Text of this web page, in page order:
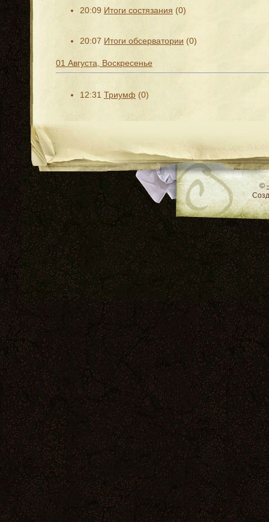
20:09 Итоги состязания (0)
20:07 Итоги обсерватории (0)
01 Августа, Воскресенье
12:31 Триумф (0)
©
RSS